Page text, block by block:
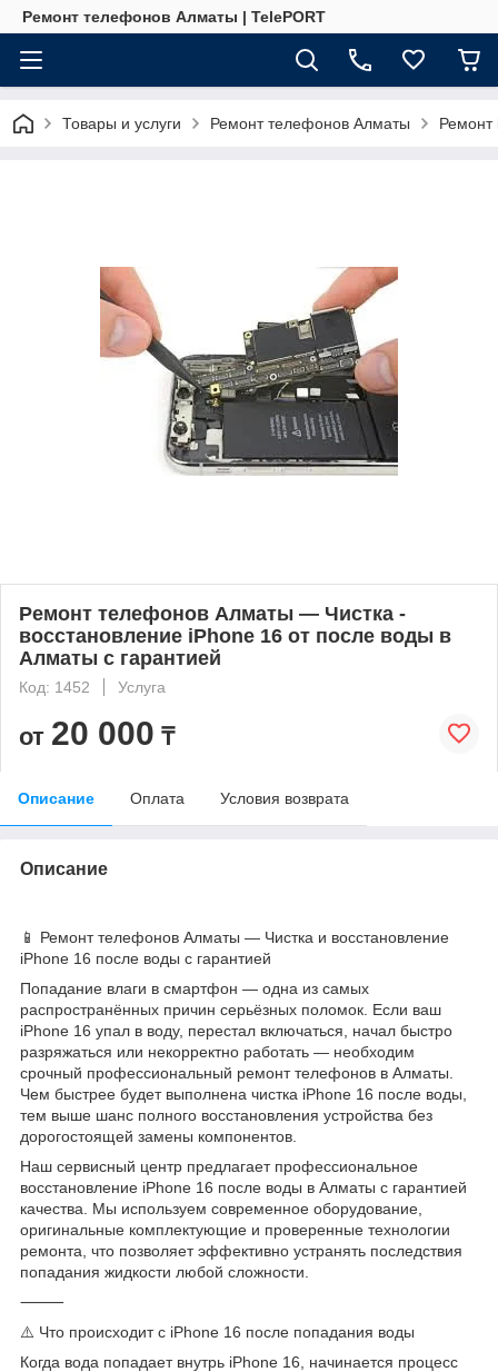
Ремонт телефонов Алматы | TelePORT
Товары и услуги Ремонт телефонов Алматы Ремонт
Ремонт телефонов Алматы — Чистка -
восстановление iPhone 16 от после воды в
Алматы с гарантией
Код: 1452 Услуга
от 20 000 ₸
Описание Оплата Условия возврата
Описание
📱 Ремонт телефонов Алматы — Чистка и восстановление
iPhone 16 после воды с гарантией
Попадание влаги в смартфон — одна из самых
распространённых причин серьёзных поломок. Если ваш
iPhone 16 упал в воду, перестал включаться, начал быстро
разряжаться или некорректно работать — необходим
срочный профессиональный ремонт телефонов в Алматы.
Чем быстрее будет выполнена чистка iPhone 16 после воды,
тем выше шанс полного восстановления устройства без
дорогостоящей замены компонентов.
Наш сервисный центр предлагает профессиональное
восстановление iPhone 16 после воды в Алматы с гарантией
качества. Мы используем современное оборудование,
оригинальные комплектующие и проверенные технологии
ремонта, что позволяет эффективно устранять последствия
попадания жидкости любой сложности.
⸻
⚠️ Что происходит с iPhone 16 после попадания воды
Когда вода попадает внутрь iPhone 16, начинается процесс